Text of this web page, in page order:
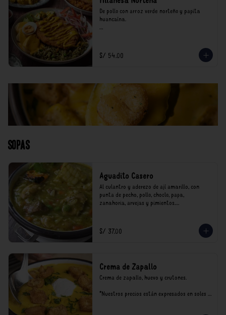
De pollo con arroz verde norteño y papita
huancaína.
consumo.
S/ 54.00
Sopas
Aguadito Casero
Al culantro y aderezo de ají amarillo, con
punta de pecho, pollo, choclo, papa,
zanahoria, arvejas y pimientos.
incluyen impuestos de ley y recargo al
consumo.
S/ 37.00
Crema de Zapallo
Crema de zapallo, huevo y crutones.
*Nuestros precios están expresados en soles e